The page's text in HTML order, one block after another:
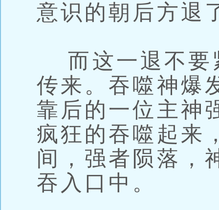
意识的朝后方退
而这一退不要
传来。吞噬神爆
靠后的一位主神
疯狂的吞噬起来
间，强者陨落，
吞入口中。